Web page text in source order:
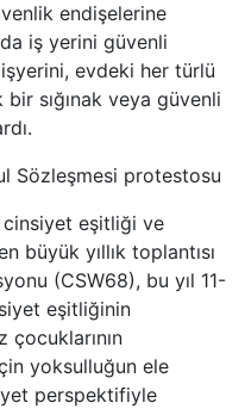
endişelerine
iş yerini güvenli
işyerini, evdeki her türlü
sığınak veya güvenli
Sözleşmesi protestosu
eşitliği ve
büyük yıllık toplantısı
(CSW68), bu yıl 11-
eşitliğinin
çocuklarının
yoksulluğun ele
perspektifiyle